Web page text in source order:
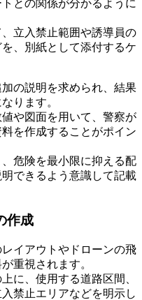
との関係が分かるように
立入禁止範囲や誘導員の
、別紙として添付するケ
の説明を求められ、結果
ります。
や図面を用いて、警察が
を作成することがポイン
危険を最小限に抑える配
できるよう意識して記載
作成
イアウトやドローンの飛
重視されます。
に、使用する道路区間、
禁止エリアなどを明示し